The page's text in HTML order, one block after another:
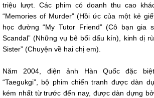
triệu lượt. Các phim có doanh thu cao
“Memories of Murder” (Hồi ức của một kẻ
học đường “My Tutor Friend” (Cô bạn gia
Scandal” (Những vụ bê bối dấu kín), kinh dị
Sister” (Chuyện về hai chị em).
Năm 2004, điện ảnh Hàn Quốc đặc
“Taegukgi”, bộ phim chiến tranh được dàn
kém nhất từ trước đến nay, được dàn dựng